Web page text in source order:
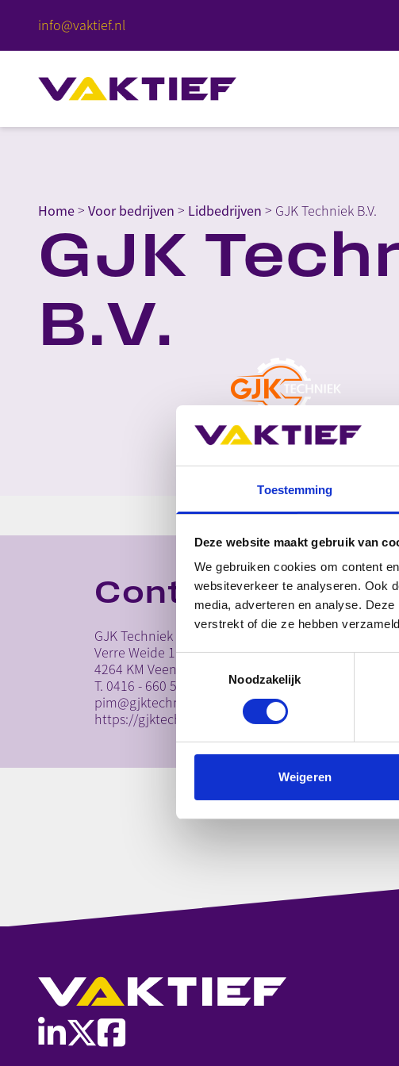
Toestemming
Deze website maakt gebruik van
We gebruiken cookies om content
websiteverkeer te analyseren. Ook
media, adverteren en analyse.
verstrekt of die ze hebben
Noodzakelijk
Weigeren
info@vaktief.nl
Home> Voor bedrijven > Lidbedrijven > GJK Techniek B.V.
GJK
B.V.
GJK Techniek B.V.
Verre Weide 11
4264 KM Veen
T. 0416 - 660 547
pim@gjktechniek.com
https://gjktechniek.com/